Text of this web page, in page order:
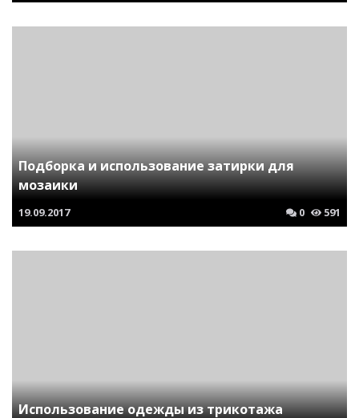
Подборка и использование затирки для
мозаики
19.09.2017 0 591
Использование одежды из трикотажа